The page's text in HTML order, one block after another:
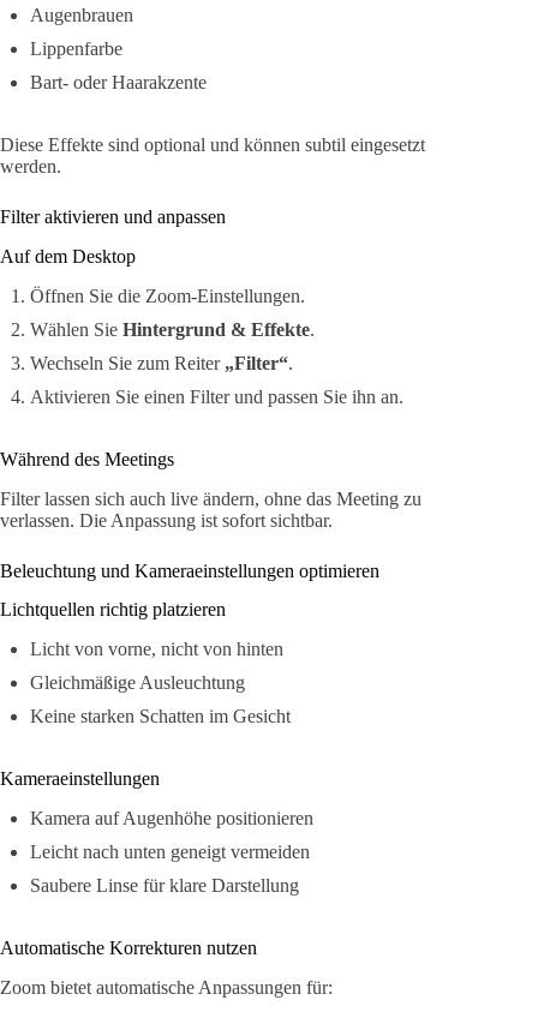
Augenbrauen
Lippenfarbe
Bart- oder Haarakzente
Diese Effekte sind optional und können subtil eingesetzt
werden.
Filter aktivieren und anpassen
Auf dem Desktop
Öffnen Sie die Zoom-Einstellungen.
Wählen Sie Hintergrund & Effekte.
Wechseln Sie zum Reiter „Filter“.
Aktivieren Sie einen Filter und passen Sie ihn an.
Während des Meetings
Filter lassen sich auch live ändern, ohne das Meeting zu
verlassen. Die Anpassung ist sofort sichtbar.
Beleuchtung und Kameraeinstellungen optimieren
Lichtquellen richtig platzieren
Licht von vorne, nicht von hinten
Gleichmäßige Ausleuchtung
Keine starken Schatten im Gesicht
Kameraeinstellungen
Kamera auf Augenhöhe positionieren
Leicht nach unten geneigt vermeiden
Saubere Linse für klare Darstellung
Automatische Korrekturen nutzen
Zoom bietet automatische Anpassungen für: